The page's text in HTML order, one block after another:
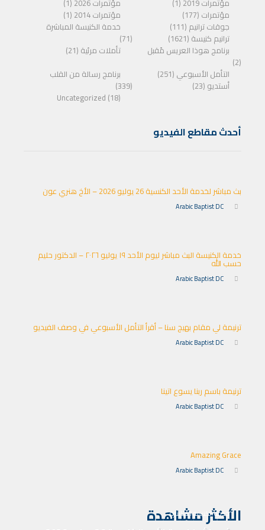
مؤتمرات 2026 (1)
مؤتمرات 2019 (1)
مؤتمرات 2014 (1)
مؤتمرات (177)
خدمة الكنيسة المباشرة
(71)
جوقات ترانيم (111)
ترانيم كنيسة (1621)
تأملات مرئية (21)
برنامج هوذا العريس مًقبل
(2)
برنامج رسالة من القلب
(339)
التأمل الأسبوعي (251)
أستديو (23)
Uncategorized (18)
أحدث مقاطع الفيديو
بث مباشر لخدمة الأحد الكنسية 26 يوليو 2026 – الأخ هنري عون
Arabic Baptist DC
خدمة الكنيسة البث مباشر ليوم الأحد ١٩ يوليو ٢٠٢٦ – الدكتور حليم
حسب الله
Arabic Baptist DC
ترنيمة لي مقام بهيج سنا – أقرأ التأمل الأسبوعي في وصف الفيديو
Arabic Baptist DC
ترنيمة باسم ربنا يسوع اتينا
Arabic Baptist DC
Amazing Grace
Arabic Baptist DC
الأكثر مشاهدة
خدمة الكنيسة المباشرة